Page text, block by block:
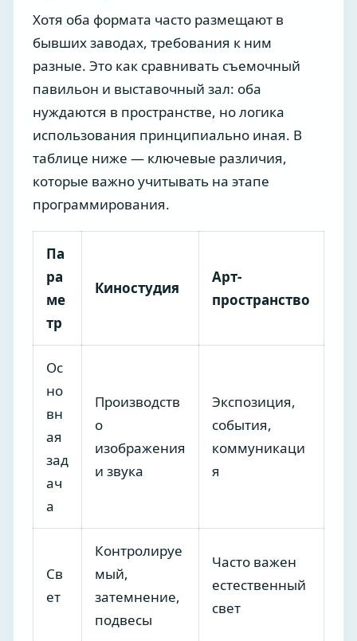
Хотя оба формата часто размещают в
бывших заводах, требования к ним
разные. Это как сравнивать съемочный
павильон и выставочный зал: оба
нуждаются в пространстве, но логика
использования принципиально иная. В
таблице ниже — ключевые различия,
которые важно учитывать на этапе
программирования.
Па
ра
ме
тр
Киностудия
Арт-
пространство
Ос
но
вн
ая
зад
ач
а
Производств
о
изображения
и звука
Экспозиция,
события,
коммуникаци
я
Св
ет
Контролируе
мый,
затемнение,
подвесы
Часто важен
естественный
свет